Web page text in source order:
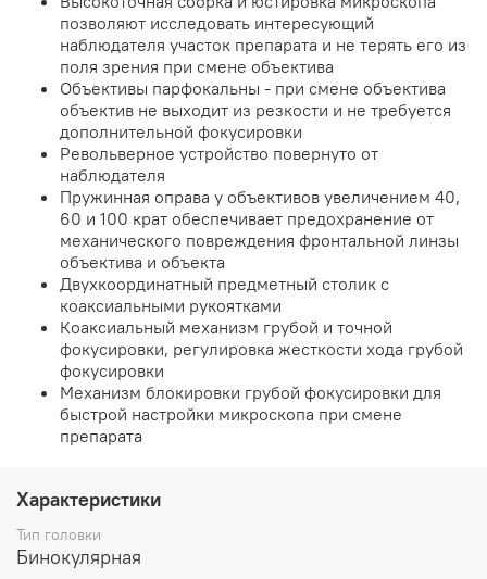
позволяют исследовать интересующий
наблюдателя участок препарата и не терять его из
поля зрения при смене объектива
Объективы парфокальны - при смене объектива
объектив не выходит из резкости и не требуется
дополнительной фокусировки
Револьверное устройство повернуто от
наблюдателя
Пружинная оправа у объективов увеличением 40,
60 и 100 крат обеспечивает предохранение от
механического повреждения фронтальной линзы
объектива и объекта
Двухкоординатный предметный столик с
коаксиальными рукоятками
Коаксиальный механизм грубой и точной
фокусировки, регулировка жесткости хода грубой
фокусировки
Механизм блокировки грубой фокусировки для
быстрой настройки микроскопа при смене
препарата
Характеристики
Тип головки
Бинокулярная